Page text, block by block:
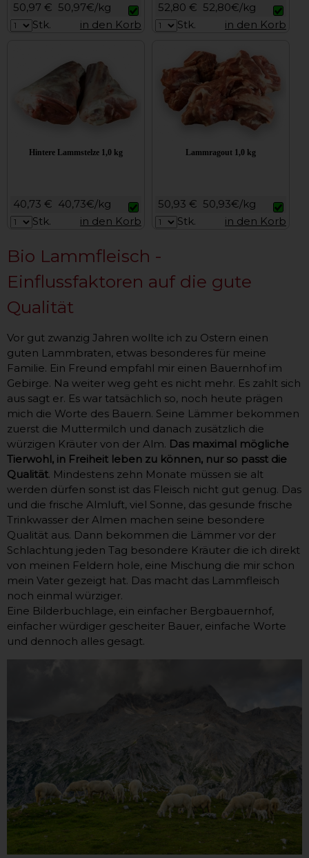
50,97 € 50,97€/kg
Stk.
in den Korb
52,80 € 52,80€/kg
Stk.
in den Korb
Hintere Lammstelze 1,0 kg
40,73 € 40,73€/kg
Stk.
in den Korb
Lammragout 1,0 kg
50,93 € 50,93€/kg
Stk.
in den Korb
Bio Lammfleisch -
Einflussfaktoren auf die gute
Qualität
Vor gut zwanzig Jahren wollte ich zu Ostern einen
guten Lammbraten, etwas besonderes für meine
Familie. Ein Freund empfahl mir einen Bauernhof im
Gebirge. Na weiter weg geht es nicht mehr. Es zahlt sich
aus sagt er. Es war tatsächlich so, noch heute prägen
mich die Worte des Bauern. Seine Lämmer bekommen
zuerst die Muttermilch und danach zusätzlich die
würzigen Kräuter von der Alm. Das maximal mögliche
Tierwohl, in Freiheit leben zu können, nur so passt die
Qualität. Mindestens zehn Monate müssen sie alt
werden dürfen sonst ist das Fleisch nicht gut genug. Das
und die frische Almluft, viel Sonne, das gesunde frische
Trinkwasser der Almen machen seine besondere
Qualität aus. Dann bekommen die Lämmer vor der
Schlachtung jeden Tag besondere Kräuter die ich direkt
von meinen Feldern hole, eine Mischung die mir schon
mein Vater gezeigt hat. Das macht das Lammfleisch
noch einmal würziger.
Eine Bilderbuchlage, ein einfacher Bergbauernhof,
einfacher würdiger gescheiter Bauer, einfache Worte
und dennoch alles gesagt.